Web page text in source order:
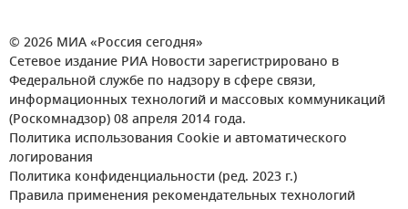
© 2026 МИА «Россия сегодня»
Сетевое издание РИА Новости зарегистрировано в
Федеральной службе по надзору в сфере связи,
информационных технологий и массовых коммуникаций
(Роскомнадзор) 08 апреля 2014 года.
Политика использования Cookie и автоматического
логирования
Политика конфиденциальности (ред. 2023 г.)
Правила применения рекомендательных технологий